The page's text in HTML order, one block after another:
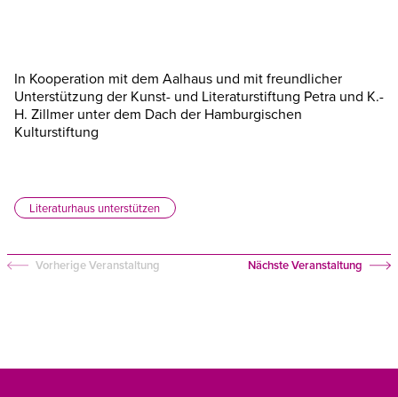
In Kooperation mit dem Aalhaus und mit freundlicher
Unterstützung der Kunst- und Literaturstiftung Petra und K.-
H. Zillmer unter dem Dach der Hamburgischen
Kulturstiftung
Literaturhaus unterstützen
Vorherige Veranstaltung Nächste Veranstaltung